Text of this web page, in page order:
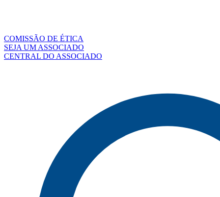
COMISSÃO DE ÉTICA
SEJA UM ASSOCIADO
CENTRAL DO ASSOCIADO